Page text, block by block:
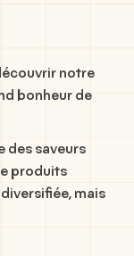
notre
bonheur de
des saveurs
produits
mais